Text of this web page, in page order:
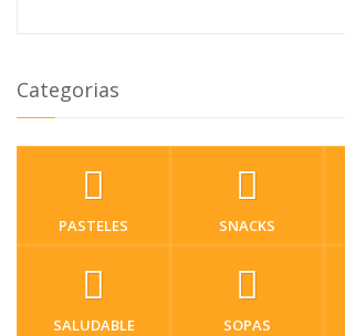
Categorias
PASTELES SNACKS
SALUDABLE SOPAS